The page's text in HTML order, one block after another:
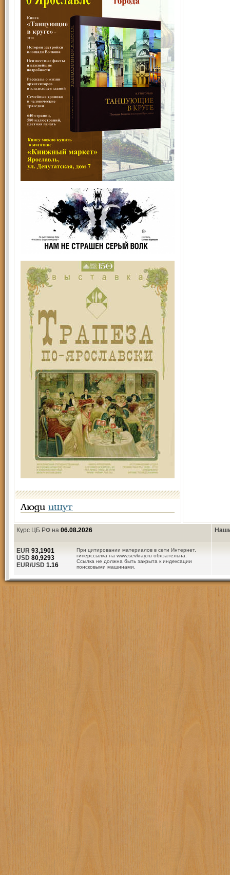
Люди ищут
Курс ЦБ РФ на 06.08.2026
При цитировании материалов в сети Интернет,
гиперссылка на www.sevkray.ru обязательна.
Ссылка не должна быть закрыта к индексации
поисковыми машинами.
EUR 93,1901
USD 80,9293
EUR/USD 1.16